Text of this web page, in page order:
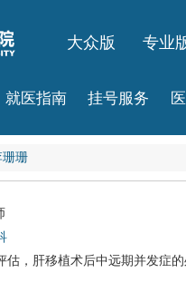
大众版 专业
就医指南 挂号服务
珊珊
估，肝移植术后中远期并发症